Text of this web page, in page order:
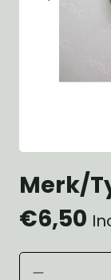
Merk/
€6,50